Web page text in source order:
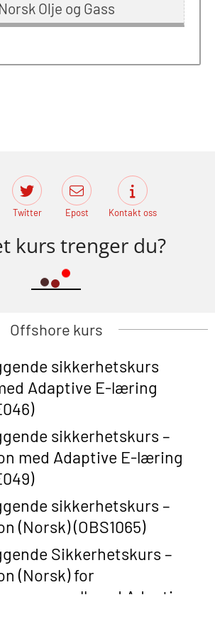
Norsk Olje og Gass
Twitter Epost Kontakt oss
kurs trenger du?
Offshore kurs
sikkerhetskurs
Adaptive E-læring
sikkerhetskurs –
med Adaptive E-læring
sikkerhetskurs –
(Norsk) (OBS1065)
Sikkerhetskurs –
(Norsk) for
med Adaptive